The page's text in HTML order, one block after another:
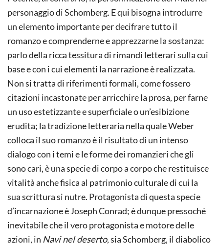
personaggio di Schomberg. E qui bisogna introdurre
un elemento importante per decifrare tutto il
romanzo e comprenderne e apprezzarne la sostanza:
parlo della ricca tessitura di rimandi letterari sulla cui
base e con i cui elementi la narrazione è realizzata.
Non si tratta di riferimenti formali, come fossero
citazioni incastonate per arricchire la prosa, per farne
un uso estetizzante e superficiale o un’esibizione
erudita; la tradizione letteraria nella quale Weber
colloca il suo romanzo è il risultato di un intenso
dialogo con i temi e le forme dei romanzieri che gli
sono cari, è una specie di corpo a corpo che restituisce
vitalità anche fisica al patrimonio culturale di cui la
sua scrittura si nutre. Protagonista di questa specie
d’incarnazione è Joseph Conrad; è dunque pressoché
inevitabile che il vero protagonista e motore delle
azioni, in Navi nel deserto, sia Schomberg, il diabolico